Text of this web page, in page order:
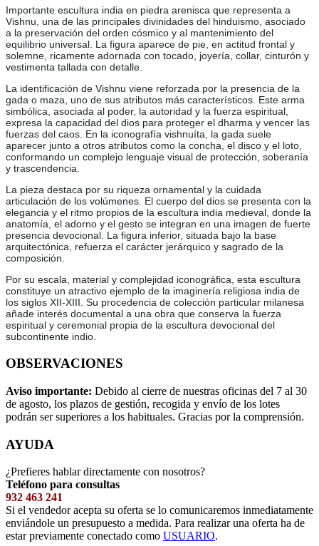
Importante escultura india en piedra arenisca que representa a
Vishnu, una de las principales divinidades del hinduismo, asociado
a la preservación del orden cósmico y al mantenimiento del
equilibrio universal. La figura aparece de pie, en actitud frontal y
solemne, ricamente adornada con tocado, joyería, collar, cinturón y
vestimenta tallada con detalle.
La identificación de Vishnu viene reforzada por la presencia de la
gada o maza, uno de sus atributos más característicos. Este arma
simbólica, asociada al poder, la autoridad y la fuerza espiritual,
expresa la capacidad del dios para proteger el dharma y vencer las
fuerzas del caos. En la iconografía vishnuíta, la gada suele
aparecer junto a otros atributos como la concha, el disco y el loto,
conformando un complejo lenguaje visual de protección, soberanía
y trascendencia.
La pieza destaca por su riqueza ornamental y la cuidada
articulación de los volúmenes. El cuerpo del dios se presenta con la
elegancia y el ritmo propios de la escultura india medieval, donde la
anatomía, el adorno y el gesto se integran en una imagen de fuerte
presencia devocional. La figura inferior, situada bajo la base
arquitectónica, refuerza el carácter jerárquico y sagrado de la
composición.
Por su escala, material y complejidad iconográfica, esta escultura
constituye un atractivo ejemplo de la imaginería religiosa india de
los siglos XII-XIII. Su procedencia de colección particular milanesa
añade interés documental a una obra que conserva la fuerza
espiritual y ceremonial propia de la escultura devocional del
subcontinente indio.
OBSERVACIONES
Aviso importante: Debido al cierre de nuestras oficinas del 7 al 30
de agosto, los plazos de gestión, recogida y envío de los lotes
podrán ser superiores a los habituales. Gracias por la comprensión.
AYUDA
¿Prefieres hablar directamente con nosotros?
Teléfono para consultas
932 463 241
Si el vendedor acepta su oferta se lo comunicaremos inmediatamente
enviándole un presupuesto a medida. Para realizar una oferta ha de
estar previamente conectado como USUARIO.